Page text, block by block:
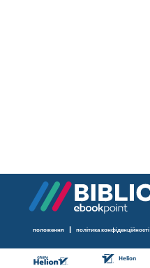
положення | політика конфіденційності
Helion